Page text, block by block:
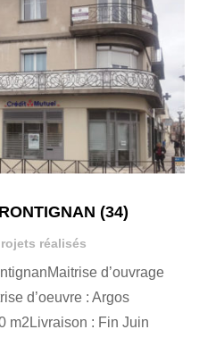
(34)
réalisés
d’ouvrage
d’oeuvre : Argos
m2Livraison : Fin Juin